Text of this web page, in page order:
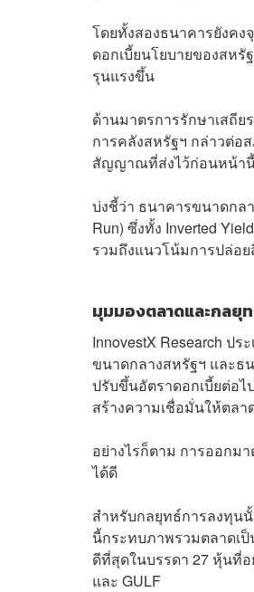
โดยทั้งสองธนาคารยังคง
ดอกเบี้ยนโยบายของสหรั
รุนแรงขึ้น
ด้านมาตรการรักษาเสถีย
การคลังสหรัฐฯ กล่าวต่อ
สัญญาณที่ส่งไว้ก่อนหน้านี้
บ่งชี้ว่า ธนาคารขนาดกลา
Run) ซึ่งทั้ง Inverted
รวมถึงแนวโน้มการปล่อ
มุมมองตลาดและกลยุ
InnovestX Research ป
ขนาดกลางสหรัฐฯ และธ
ปรับขึ้นอัตราดอกเบี้ยต่อไ
สร้างความเชื่อมั่นให้ตลา
อย่างไรก็ตาม การออกม
ได้ดี
สำหรับกลยุทธ์การลงทุนนั้
นี้กระทบภาพรวมตลาดเ
ดีที่สุดในบรรดา 27 หุ้นที่อ
และ GULF